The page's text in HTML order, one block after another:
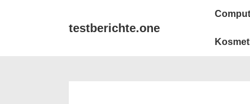
testberichte.one
Main